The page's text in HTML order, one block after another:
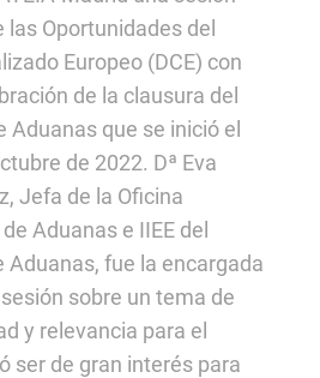
Oportunidades del
Europeo (DCE) con
de la clausura del
Aduanas que se inició el
de 2022. Dª Eva
Jefa de la Oficina
Aduanas e IIEE del
Aduanas, fue la encargada
sobre un tema de
y relevancia para el
ser de gran interés para